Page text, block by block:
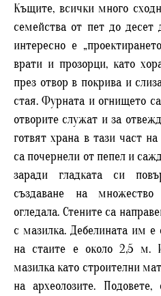
Къщите, всички много
семейства от пет до
интересно е
врати и прозорци, като
през отвор в покрива и
стая. Фурната и огнището
отворите служат и за
готвят храна в тази част
са почернели от пепел и
заради гладката си
създаване на множество
огледала. Стените са
с мазилка. Дебелината им
на стаите е около 2,5 м.
мазилка като строителни
на археолозите.